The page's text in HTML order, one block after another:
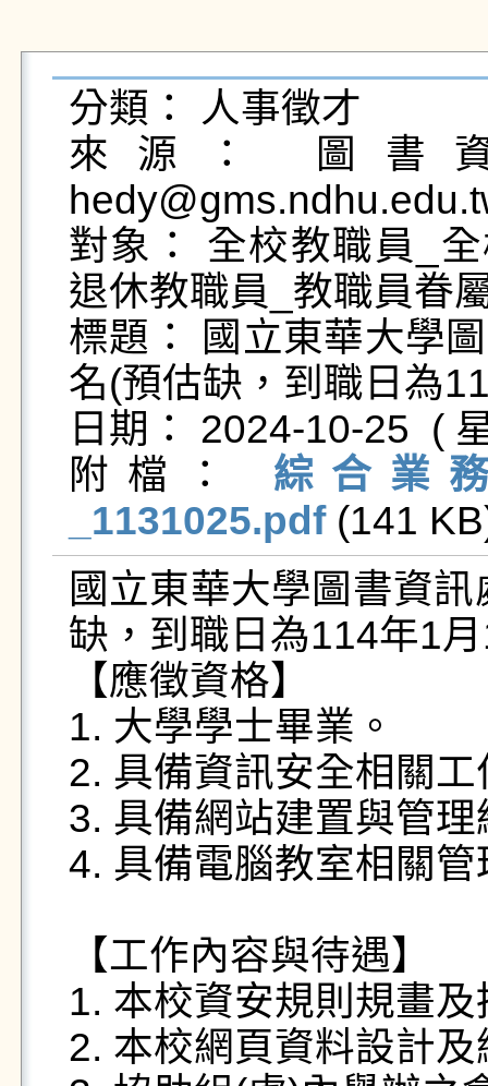
分類： 人事徵才
來源： 圖書
對象： 全校教職員_
退休教職員_教職員眷
標題： 國立東華大學
名(預估缺，到職日為
日期： 2024-10-25  (
附檔： 綜合業
_1131025.pdf (141
國立東華大學圖書資
缺，到職日為114年1
【應徵資格】
1. 大學學士畢業。
2. 具備資訊安全相關
3. 具備網站建置與管
4. 具備電腦教室相關
【工作內容與待遇】
1. 本校資安規則規畫
2. 本校網頁資料設計